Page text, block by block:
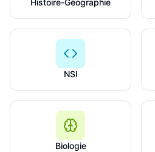
Histoire-Géographie
NSI
Biologie